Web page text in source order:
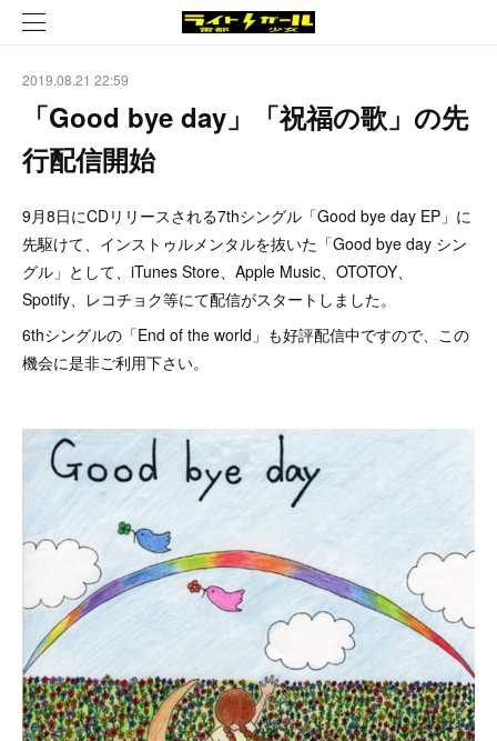
2019.08.21 22:59
「Good bye day」「祝福の歌」の先
行配信開始
9月8日にCDリリースされる7thシングル「Good bye day EP」に
先駆けて、インストゥルメンタルを抜いた「Good bye day シン
グル」として、iTunes Store、Apple Music、OTOTOY、
Spotify、レコチョク等にて配信がスタートしました。
6thシングルの「End of the world」も好評配信中ですので、この
機会に是非ご利用下さい。